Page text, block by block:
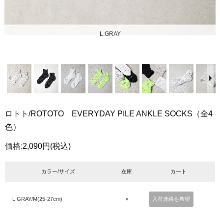
L.GRAY
ロトト/ROTOTO EVERYDAY PILE ANKLE SOCKS（全4
色）
価格:2,090円 (税込)
カラー/サイズ 在庫 カート
L.GRAY/M(25-27cm) × 入荷連絡を希望